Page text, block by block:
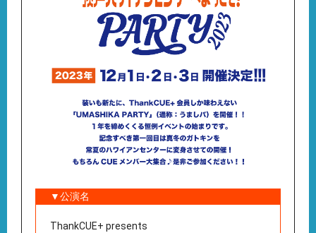
▼公演名
ThankCUE+ presents